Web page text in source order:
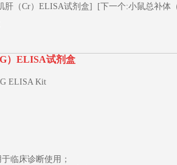
肝（Cr）ELISA试剂盒]
[下一个:小鼠总补体
）ELISA试剂盒
ELISA Kit
临床诊断使用；